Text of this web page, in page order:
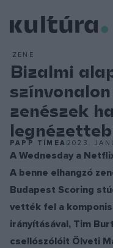
ZENE
Bizalmi
zenészek
PAPP TÍMEA 2023.
A Wednesday a
A benne elhangzó
Budapest Scoring
vették fel a
irányításával, Tim
csellószólóit Ölveti